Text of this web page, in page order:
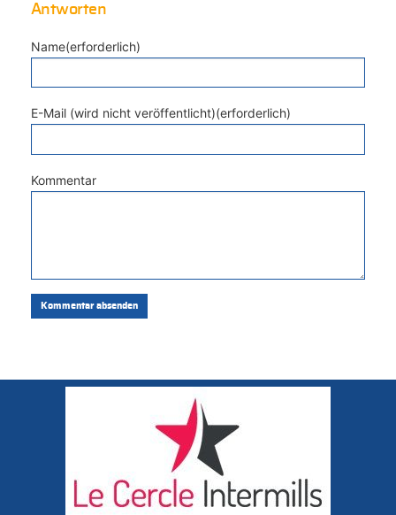
Antworten
Name(erforderlich)
E-Mail (wird nicht veröffentlicht)(erforderlich)
Kommentar